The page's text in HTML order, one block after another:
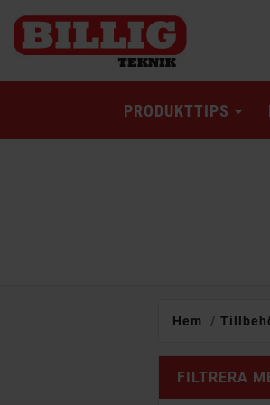
PRODUKTTIPS
Hem
FILTRERA